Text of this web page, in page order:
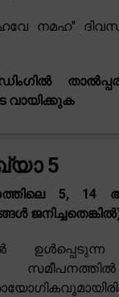
നമഹ"
വായിക്കുക
5
5, 14